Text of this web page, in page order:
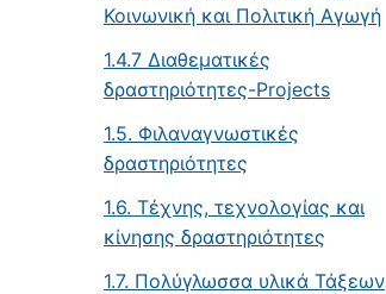
Κοινωνική και Πολιτική Αγωγή
1.4.7 Διαθεματικές
δραστηριότητες-Projects
1.5. Φιλαναγνωστικές
δραστηριότητες
1.6. Τέχνης, τεχνολογίας και
κίνησης δραστηριότητες
1.7. Πολύγλωσσα υλικά Τάξεων